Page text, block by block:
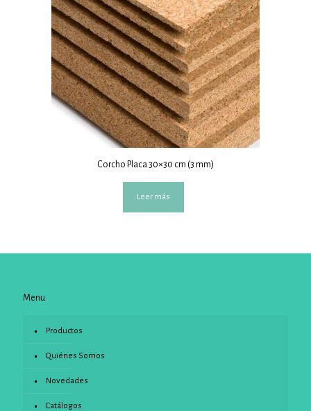
Corcho Placa 30×30 cm (3 mm)
Leer más
Menu
Productos
Quiénes Somos
Novedades
Catálogos